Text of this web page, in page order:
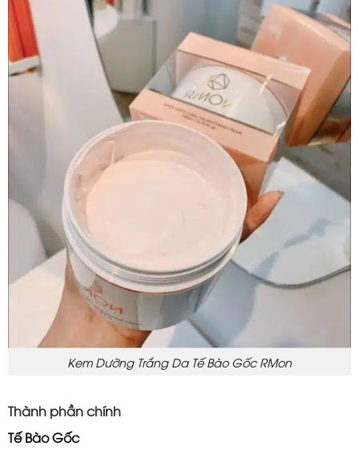
Kem Dưỡng Trắng Da Tế Bào Gốc RMon
Thành phần chính
Tế Bào Gốc